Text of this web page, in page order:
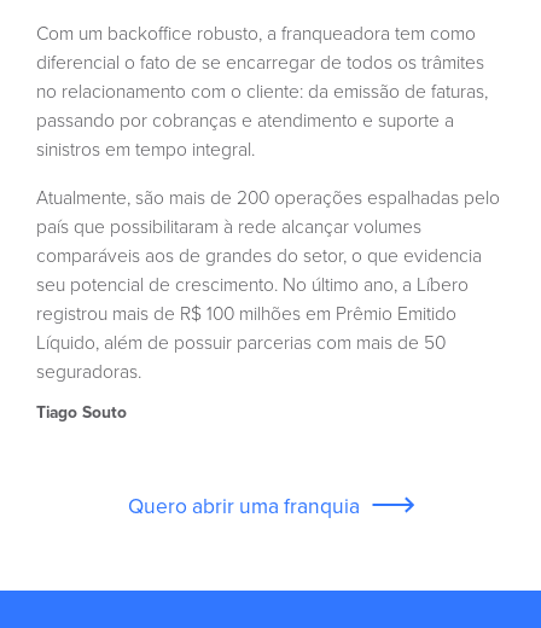
Com um backoffice robusto, a franqueadora tem como
diferencial o fato de se encarregar de todos os trâmites
no relacionamento com o cliente: da emissão de faturas,
passando por cobranças e atendimento e suporte a
sinistros em tempo integral.
Atualmente, são mais de 200 operações espalhadas pelo
país que possibilitaram à rede alcançar volumes
comparáveis aos de grandes do setor, o que evidencia
seu potencial de crescimento. No último ano, a Líbero
registrou mais de R$ 100 milhões em Prêmio Emitido
Líquido, além de possuir parcerias com mais de 50
seguradoras.
Tiago Souto
Quero abrir uma franquia